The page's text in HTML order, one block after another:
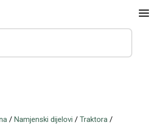
/ Namjenski dijelovi / Traktora/